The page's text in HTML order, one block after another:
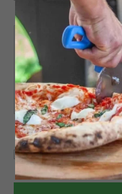
MESSAGGIO
PRIVACY*
Accetto la politica sulla
personali secondo le leggi